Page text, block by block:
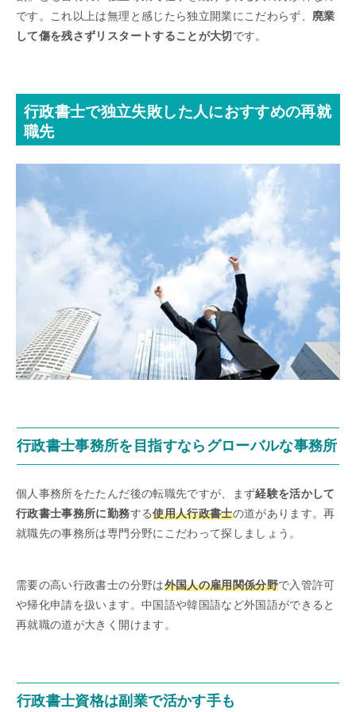
です。これ以上は無理と感じたら独立開業にこだわらず、 廃業
して傷を残さずリスタートすることが大切です。
行政書士で独立失敗した人におすすめの再就
職先
行政書士事務所を目指すならグローバルな事務所
個人事務所をたたんだ後の転職先ですが、まず経験を活かして
行政書士事務所に勤務する使用人行政書士の道があります。再
就職先の事務所は専門分野にこだわって探しましょう。
需要の高い行政書士の分野は外国人の雇用関係分野で入管許可
や帰化申請を扱います。中国語や韓国語など外国語ができると
再就職の道が大きく開けます。
行政書士資格は副業で活かす手も